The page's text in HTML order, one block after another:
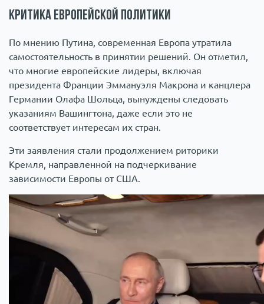
Критика европейской политики
По мнению Путина, современная Европа утратила
самостоятельность в принятии решений. Он отметил,
что многие европейские лидеры, включая
президента Франции Эммануэля Макрона и канцлера
Германии Олафа Шольца, вынуждены следовать
указаниям Вашингтона, даже если это не
соответствует интересам их стран.
Эти заявления стали продолжением риторики
Кремля, направленной на подчеркивание
зависимости Европы от США.